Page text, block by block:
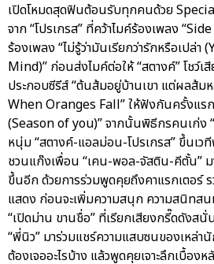
เปิดโหมดสุดฟินต้อนรับทุกคนด้วย
จาก “โปรเกรส” ที่คว้าไมค์ร้องเพลง
ร้องเพลง “ไม่รู้ว่ามันเรียกว่ารักหรือเปล่า
Mind)” ก่อนส่งไมค์ต่อให้ “สตางค์” โชว์เ
ประกอบซีรีส์ “ต้นส้มอยู่บ้านเขา แต่ผลส้ม
When Oranges Fall” ให้ฟังกันครั้งแร
(Season of you)” จากนั้นพิธีกรคนเก่ง
หนุ่ม “สตางค์-แอลม่อน-โปรเกรส” ขึ้นเ
ชวนแก๊งเพื่อน “เคน-พอล-จัสติน-คีตั้น” ม
ขึ้นอีก ด้วยการร่วมพูดคุยถึงคาแรกเตอร์
แสดง ก่อนจะเพิ่มความสนุก ความสนิทส
“เปิดม่าน ขานชื่อ” ที่เรียกเสียงกรี๊ดดังส
“พี่นิว” มาร่วมแชร์ความแสบซนของเหล่
ต้องเจออะไรบ้าง แล้วพูดคุยเจาะลึกเบื้อง